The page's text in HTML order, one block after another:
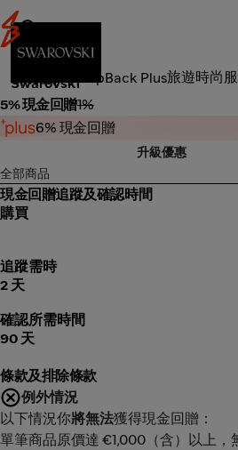
ShopBack Plus旅遊時尚
時尚服飾
Swarovski
5% 現金回贈1%
6% 現金回贈
升級優惠
全部商品
現金回贈追蹤及確認時間
購買
追蹤需時
2 天
確認所需時間
90 天
條款及排除條款
例外情況
以下情況你將無法獲得現金回贈：
單筆商品原價達 €1,000（含）以上，